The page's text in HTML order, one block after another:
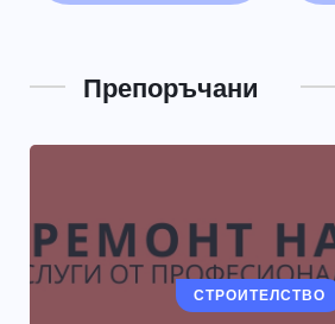
ПрепоръчаниЮЛИ 14, 2026